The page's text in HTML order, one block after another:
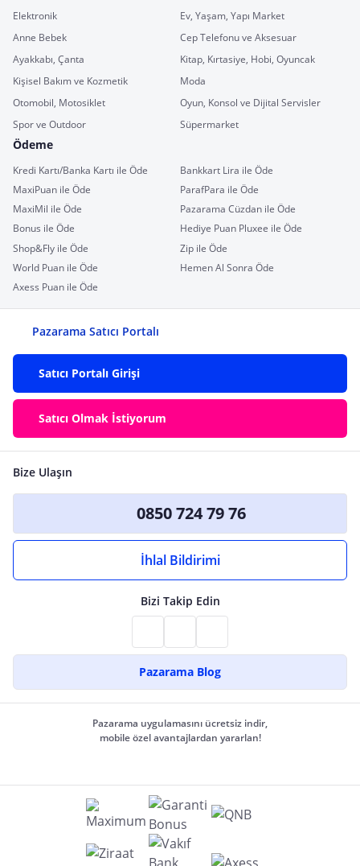
Elektronik
Ev, Yaşam, Yapı Market
Anne Bebek
Cep Telefonu ve Aksesuar
Ayakkabı, Çanta
Kitap, Kırtasiye, Hobi, Oyuncak
Kişisel Bakım ve Kozmetik
Moda
Otomobil, Motosiklet
Oyun, Konsol ve Dijital Servisler
Spor ve Outdoor
Süpermarket
Ödeme
Kredi Kartı/Banka Kartı ile Öde
Bankkart Lira ile Öde
MaxiPuan ile Öde
ParafPara ile Öde
MaxiMil ile Öde
Pazarama Cüzdan ile Öde
Bonus ile Öde
Hediye Puan Pluxee ile Öde
Shop&Fly ile Öde
Zip ile Öde
World Puan ile Öde
Hemen Al Sonra Öde
Axess Puan ile Öde
Pazarama Satıcı Portalı
Satıcı Portalı Girişi
Satıcı Olmak İstiyorum
Bize Ulaşın
0850 724 79 76
İhlal Bildirimi
Bizi Takip Edin
Pazarama Blog
Pazarama uygulamasını ücretsiz indir,
mobile özel avantajlardan yararlan!